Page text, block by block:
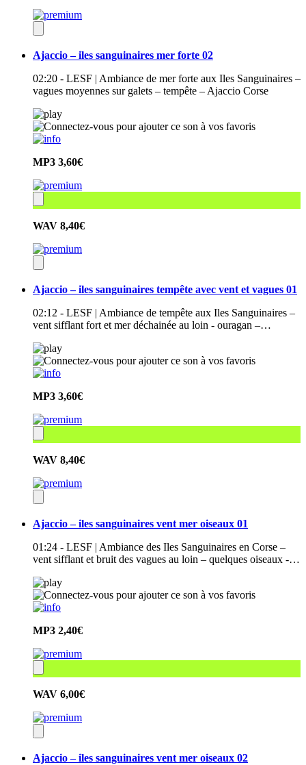
Ajaccio – iles sanguinaires mer forte 02
02:20 - LESF | Ambiance de mer forte aux Iles Sanguinaires –
vagues moyennes sur galets – tempête – Ajaccio Corse
MP3 3,60€
WAV 8,40€
Ajaccio – iles sanguinaires tempête avec vent et vagues 01
02:12 - LESF | Ambiance de tempête aux Iles Sanguinaires –
vent sifflant fort et mer déchainée au loin - ouragan –…
MP3 3,60€
WAV 8,40€
Ajaccio – iles sanguinaires vent mer oiseaux 01
01:24 - LESF | Ambiance des Iles Sanguinaires en Corse –
vent sifflant et bruit des vagues au loin – quelques oiseaux -…
MP3 2,40€
WAV 6,00€
Ajaccio – iles sanguinaires vent mer oiseaux 02